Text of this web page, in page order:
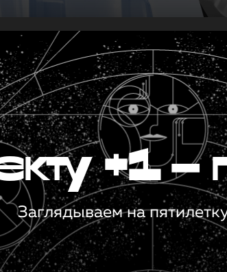
+1 —
Заглядываем на